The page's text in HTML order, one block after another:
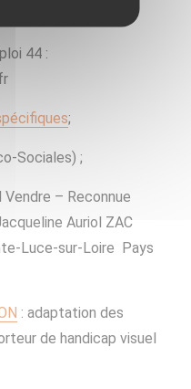
Publique) ;
44 :
;
Sociales) ;
Vendre – Reconnue
Auriol ZAC
Luce-sur-Loire Pays
: adaptation des
de handicap visuel